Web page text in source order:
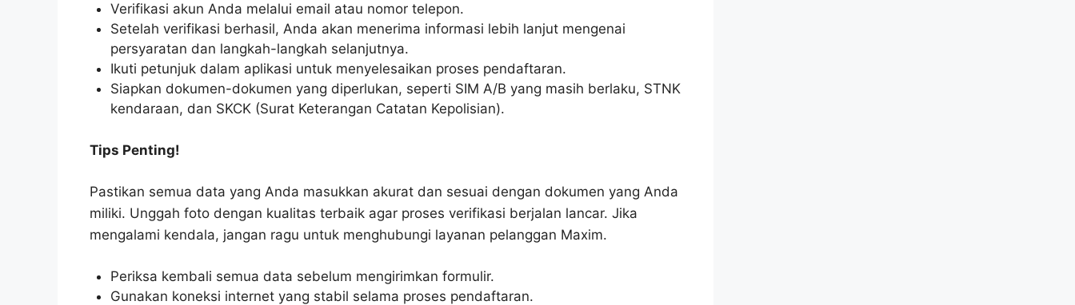
Verifikasi akun Anda melalui email atau nomor telepon.
Setelah verifikasi berhasil, Anda akan menerima informasi lebih lanjut mengenai
persyaratan dan langkah-langkah selanjutnya.
Ikuti petunjuk dalam aplikasi untuk menyelesaikan proses pendaftaran.
Siapkan dokumen-dokumen yang diperlukan, seperti SIM A/B yang masih berlaku, STNK
kendaraan, dan SKCK (Surat Keterangan Catatan Kepolisian).
Tips Penting!
Pastikan semua data yang Anda masukkan akurat dan sesuai dengan dokumen yang Anda
miliki. Unggah foto dengan kualitas terbaik agar proses verifikasi berjalan lancar. Jika
mengalami kendala, jangan ragu untuk menghubungi layanan pelanggan Maxim.
Periksa kembali semua data sebelum mengirimkan formulir.
Gunakan koneksi internet yang stabil selama proses pendaftaran.